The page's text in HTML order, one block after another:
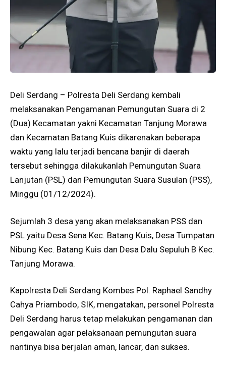
Deli Serdang – Polresta Deli Serdang kembali
melaksanakan Pengamanan Pemungutan Suara di 2
(Dua) Kecamatan yakni Kecamatan Tanjung Morawa
dan Kecamatan Batang Kuis dikarenakan beberapa
waktu yang lalu terjadi bencana banjir di daerah
tersebut sehingga dilakukanlah Pemungutan Suara
Lanjutan (PSL) dan Pemungutan Suara Susulan (PSS),
Minggu (01/12/2024).
Sejumlah 3 desa yang akan melaksanakan PSS dan
PSL yaitu Desa Sena Kec. Batang Kuis, Desa Tumpatan
Nibung Kec. Batang Kuis dan Desa Dalu Sepuluh B Kec.
Tanjung Morawa.
Kapolresta Deli Serdang Kombes Pol. Raphael Sandhy
Cahya Priambodo, SIK, mengatakan, personel Polresta
Deli Serdang harus tetap melakukan pengamanan dan
pengawalan agar pelaksanaan pemungutan suara
nantinya bisa berjalan aman, lancar, dan sukses.